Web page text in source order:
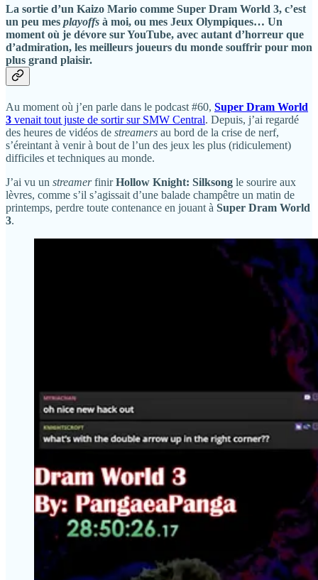
La sortie d’un Kaizo Mario comme Super Dram World 3, c’est
un peu mes playoffs à moi, ou mes Jeux Olympiques… Un
moment où je dévore sur YouTube, avec autant d’horreur que
d’admiration, les meilleurs joueurs du monde souffrir pour mon
plus grand plaisir.
Au moment où j’en parle dans le podcast #60, Super Dram World
3 venait tout juste de sortir sur SMW Central. Depuis, j’ai regardé
des heures de vidéos de streamers au bord de la crise de nerf,
s’éreintant à venir à bout de l’un des jeux les plus (ridiculement)
difficiles et techniques au monde.
J’ai vu un streamerfinirHollow Knight: Silksong le sourire aux
lèvres, comme s’il s’agissait d’une balade champêtre un matin de
printemps, perdre toute contenance en jouant à Super Dram World
3.